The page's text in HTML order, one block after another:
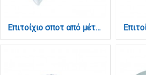
Επιτοίχιο σποτ από μέταλλο σε νίκελ ματ απόχρωση 1XGU10 D:8cm (9075-1Φ-Νίκελ Ματ)